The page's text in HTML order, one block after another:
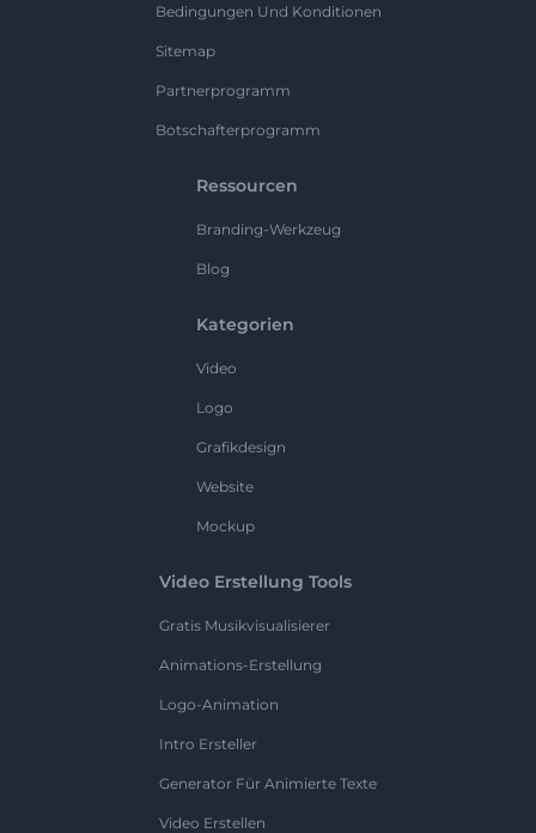
Bedingungen Und Konditionen
Sitemap
Partnerprogramm
Botschafterprogramm
Ressourcen
Branding-Werkzeug
Blog
Kategorien
Video
Logo
Grafikdesign
Website
Mockup
Video Erstellung Tools
Gratis Musikvisualisierer
Animations-Erstellung
Logo-Animation
Intro Ersteller
Generator Für Animierte Texte
Video Erstellen